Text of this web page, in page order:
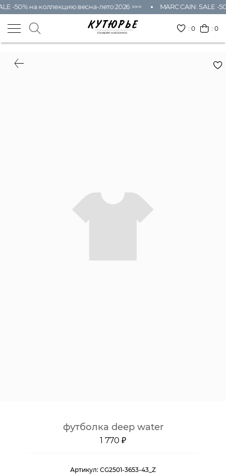
-50% на коллекцию весна-лето 2026 >>> MARC CAIN: SALE -
:0 : 0
футболка deep water
1 770 ₽
Артикул: CG2501-3653-43_Z